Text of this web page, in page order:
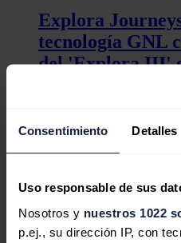
Consentimiento Detalles
Uso responsable de sus
Nosotros y nuestros 1022
p.ej., su dirección IP, con
Explora
tecnología GNL
del 'Explora III'